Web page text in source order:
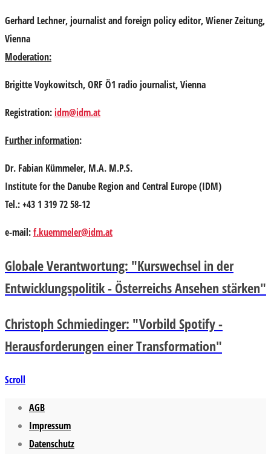
Gerhard Lechner, journalist and foreign policy editor, Wiener Zeitung,
Vienna
Moderation:
Brigitte Voykowitsch, ORF Ö1 radio journalist, Vienna
Registration: idm@idm.at
Further information:
Dr. Fabian Kümmeler, M.A. M.P.S.
Institute for the Danube Region and Central Europe (IDM)
Tel.: +43 1 319 72 58-12
e-mail:f.kuemmeler@idm.at
Globale Verantwortung: "Kurswechsel in der
Entwicklungspolitik - Österreichs Ansehen stärken"
Christoph Schmiedinger: "Vorbild Spotify -
Herausforderungen einer Transformation"
Scroll
AGB
Impressum
Datenschutz